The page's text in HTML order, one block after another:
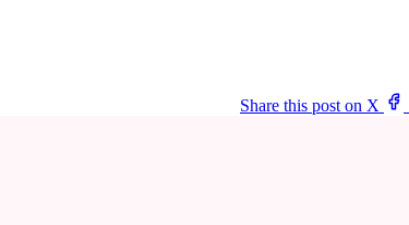
Share this post on X